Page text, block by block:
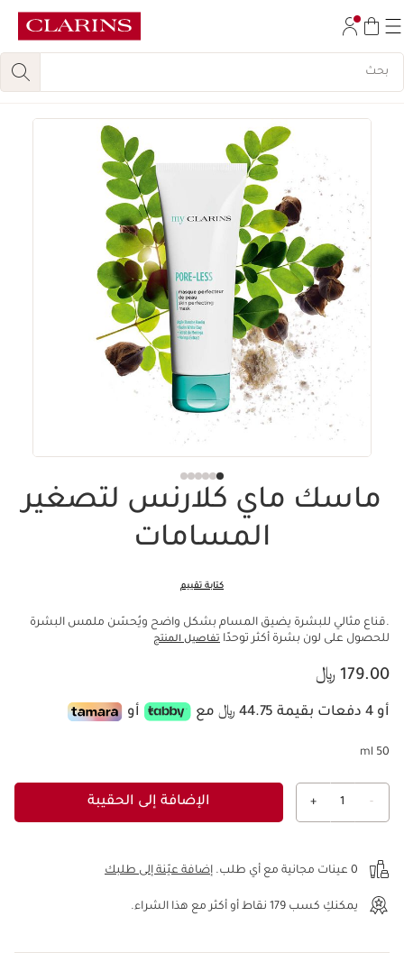
تخط إلى المحتوى
ماسك ماي كلارنس لتصغير
المسامات
كتابة تقييم
.قناع مثالي للبشرة يضيق المسام بشكل واضح ويُحسّن ملمس البشرة
للحصول على لون بشرة أكثر توحدًا تفاصيل المنتج
السعر الحالي هو 179.00 ﷼
179.00 ﷼
أو 4 دفعات بقيمة 44.75 ﷼ مع أو
50 ml
-
1
+ الإضافة إلى الحقيبة
0 عينات مجانية مع أي طلب. إضافة عيّنة إلى طلبك
يمكنكِ كسب 179 نقاط أو أكثر مع هذا الشراء.